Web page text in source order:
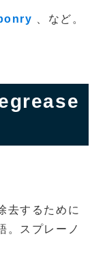
、など。
去するために
。スプレーノ